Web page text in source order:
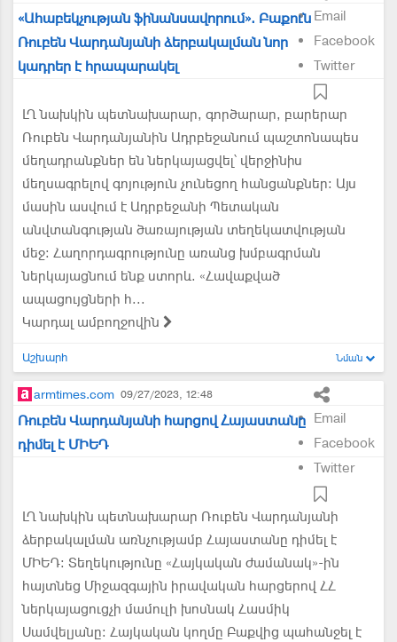
Email
Facebook
Twitter
«Ահաբեկչության ֆինանսավորում». Բաքուն
Ռուբեն Վարդանյանի ձերբակալման նոր
կադրեր է հրապարակել
ԼՂ նախկին պետնախարար, գործարար, բարերար
Ռուբեն Վարդանյանին Ադրբեջանում պաշտոնապես
մեղադրանքներ են ներկայացվել՝ վերջինիս
մեղսագրելով գոյություն չունեցող հանցանքներ: Այս
մասին ասվում է Ադրբեջանի Պետական
անվտանգության ծառայության տեղեկատվության
մեջ։ Հաղորդագրությունը առանց խմբագրման
ներկայացնում ենք ստորև. «Հավաքված
ապացույցների հ...
Կարդալ ամբողջովին
Աշխարհ Նման
armtimes.com 09/27/2023, 12:48
Email
Facebook
Twitter
Ռուբեն Վարդանյանի հարցով Հայաստանը
դիմել է ՄԻԵԴ
ԼՂ նախկին պետնախարար Ռուբեն Վարդանյանի
ձերբակալման առնչությամբ Հայաստանը դիմել է
ՄԻԵԴ։ Տեղեկությունը «Հայկական ժամանակ»-ին
հայտնեց Միջազգային իրավական հարցերով ՀՀ
ներկայացուցչի մամուլի խոսնակ Հասմիկ
Սամվելյանը։ Հայկական կողմը Բաքվից պահանջել է